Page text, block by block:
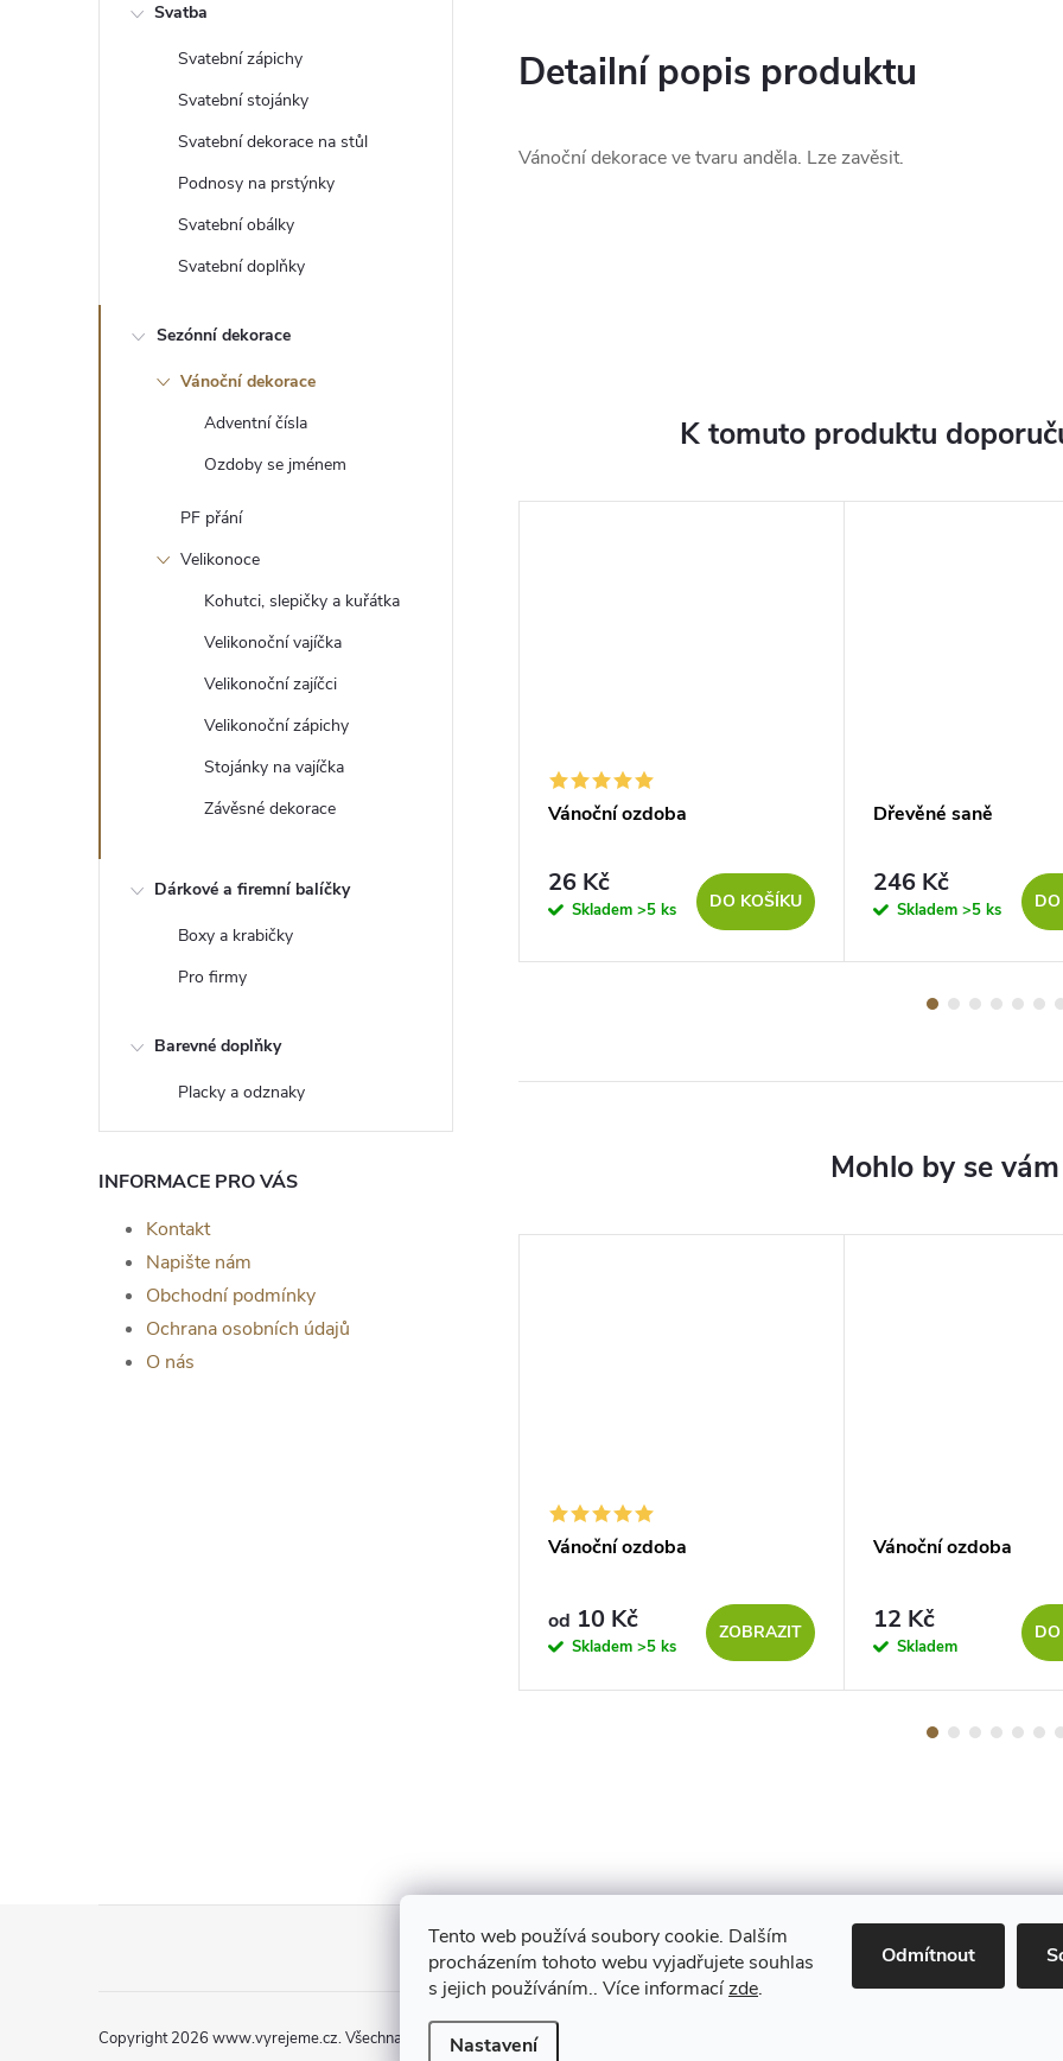
Tento web používá soubory cookie. Dalším
procházením tohoto webu vyjadřujete souhlas
s jejich používáním.. Více informacízde.
Nastavení
Odmítnout
Svatba
Svatební zápichy
Svatební stojánky
Svatební dekorace na stůl
Podnosy na prstýnky
Svatební obálky
Svatební doplňky
Sezónní dekorace
Vánoční dekorace
Adventní čísla
Ozdoby se jménem
PF přání
Velikonoce
Kohutci, slepičky a kuřátka
Velikonoční vajíčka
Velikonoční zajíčci
Velikonoční zápichy
Stojánky na vajíčka
Závěsné dekorace
Dárkové a firemní balíčky
Boxy a krabičky
Pro firmy
Barevné doplňky
Placky a odznaky
INFORMACE PRO VÁS
Kontakt
Napište nám
Obchodní podmínky
Ochrana osobních údajů
O nás
Detailní popis produktu
Vánoční dekorace ve tvaru anděla. Lze zavěsit.
K tomuto produktu
DO KOŠÍKU
Vánoční ozdoba
5 Kč
Vánoční ozdoba
26 Kč
Skladem >5 ks DO KOŠÍKU
Dřevěné saně
246 Kč
Skladem >5 ks
Vánoční ozdoba
od 10 Kč
Skladem >5 ks
ZOBRAZIT
Vánoční ozdoba
12 Kč
Skladem
Maestro
Copyright 2026 www.vyrejeme.cz. Všechna práva vyhrazena.Upravit nastavení cookies